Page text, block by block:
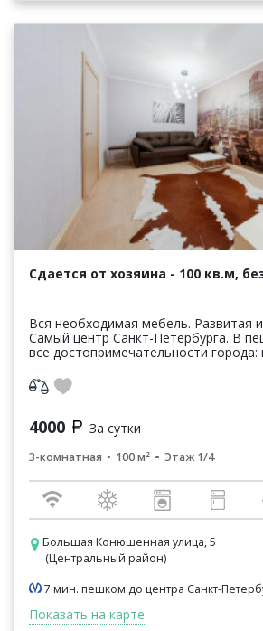
Сдается от хозяина - 100 кв.м,
Вся необходимая мебель. Развитая инфраструктура.
Самый центр Санкт-Петербурга. В
все достопримечательности города:
4000 За сутки
3-комнатная 100 м² Этаж 1/4
Большая Конюшенная улица, 5
(Центральный район)
7 мин. пешком до центра Санкт-
Показать на карте